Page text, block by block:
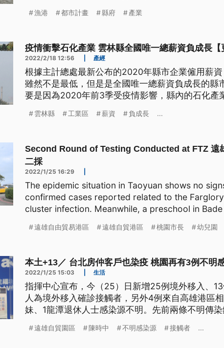
漁港 都市計畫 縣府 產業
疫情衝擊石化產業 雲林縣全國唯一總薪資負成長【
2022/2/18 12:56 產經
根據主計總處最新公布的2020年縣市企業僱用薪資
雖然不是最低，但是是全國唯一總薪資負成長的縣
要是因為2020年前3季受疫情影響，縣內的石化產
雲林縣 工業區 薪資 負成長 ...
Second Round of Testing Conducted at FTZ 遠
二採
2022/1/25 16:29
The epidemic situation in Taoyuan shows no
confirmed cases reported related to the
cluster infection. Meanwhile, a preschool in Bade
遠雄自由貿易港區 遠雄自貿港區 桃園市長 幼兒園
本土+13／ 台北房仲客戶也染疫 桃園再有3例不明
2022/1/25 15:03 生活
指揮中心宣布，今（25）日新增25例境外移入、
人為境外移入確診接觸者，另外4例來自高雄港區
妹、1龍潭退休人士感染源不明。先前兩條不明傳
遠雄自貿園區 陳時中 不明感染源 接觸者 ...